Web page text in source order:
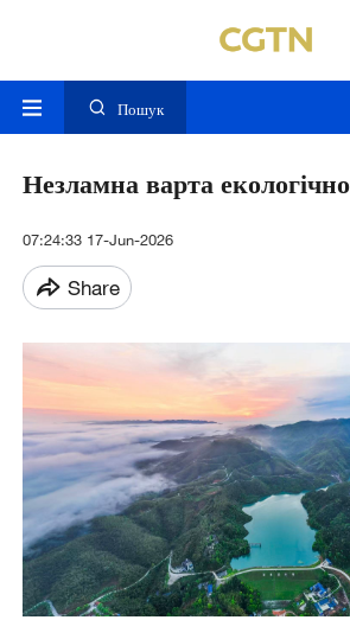
Пошук
Незламна варта
07:24:33 17-Jun-2026
Share